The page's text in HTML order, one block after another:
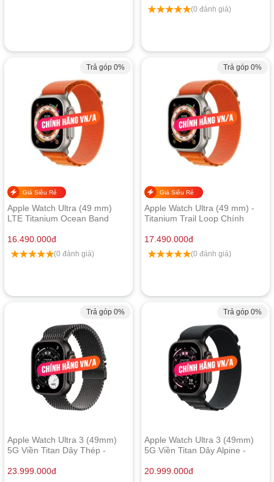
(0 đánh giá)
Trả góp 0%
Giá Siêu Rẻ
Apple Watch Ultra (49 mm)
LTE Titanium Ocean Band
16.490.000đ
(0 đánh giá)
Trả góp 0%
Giá Siêu Rẻ
Apple Watch Ultra (49 mm) -
Titanium Trail Loop Chính
17.490.000đ
(0 đánh giá)
Trả góp 0%
Apple Watch Ultra 3 (49mm)
5G Viền Titan Dây Thép -
23.999.000đ
Trả góp 0%
Apple Watch Ultra 3 (49mm)
5G Viền Titan Dây Alpine -
20.999.000đ